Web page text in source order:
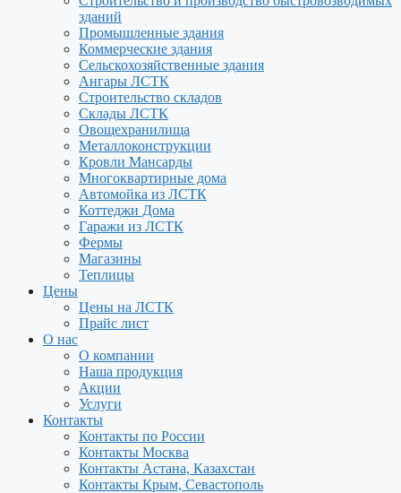
зданий
Промышленные здания
Коммерческие здания
Сельскохозяйственные здания
Ангары ЛСТК
Строительство складов
Склады ЛСТК
Овощехранилища
Металлоконструкции
Кровли Мансарды
Многоквартирные дома
Автомойка из ЛСТК
Коттеджи Дома
Гаражи из ЛСТК
Фермы
Магазины
Теплицы
Цены
Цены на ЛСТК
Прайс лист
О нас
О компании
Наша продукция
Акции
Услуги
Контакты
Контакты по России
Контакты Москва
Контакты Астана, Казахстан
Контакты Крым, Севастополь